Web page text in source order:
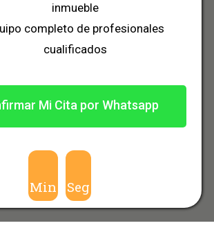
inmueble
completo de profesionales
cualificados
Mi Cita por Whatsapp
Min Seg